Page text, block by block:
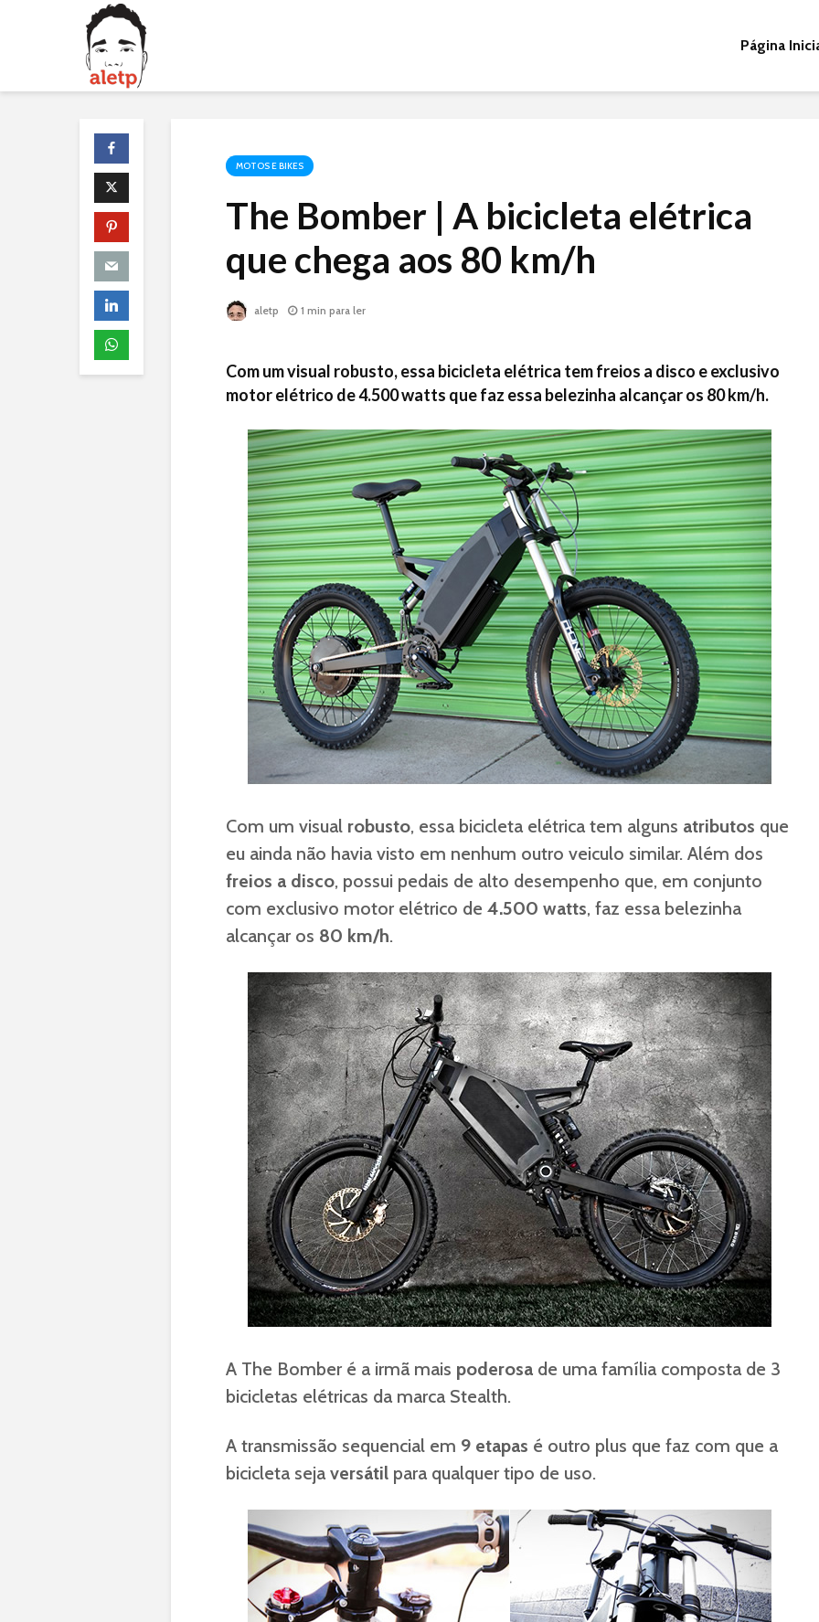
Página
MOTOS E BIKES
The Bomber | A bicicleta elétrica
que chega aos 80 km/h
aletp 1 min para ler
Com um visual robusto, essa bicicleta elétrica tem freios a disco e exclusivo
motor elétrico de 4.500 watts que faz essa belezinha alcançar os 80 km/h.
Com um visual robusto, essa bicicleta elétrica tem alguns atributos que
eu ainda não havia visto em nenhum outro veiculo similar. Além dos
freios a disco, possui pedais de alto desempenho que, em conjunto
com exclusivo motor elétrico de 4.500 watts, faz essa belezinha
alcançar os 80 km/h.
A The Bomber é a irmã mais poderosa de uma família composta de 3
bicicletas elétricas da marca Stealth.
A transmissão sequencial em 9 etapas é outro plus que faz com que a
bicicleta sejaversátil para qualquer tipo de uso.